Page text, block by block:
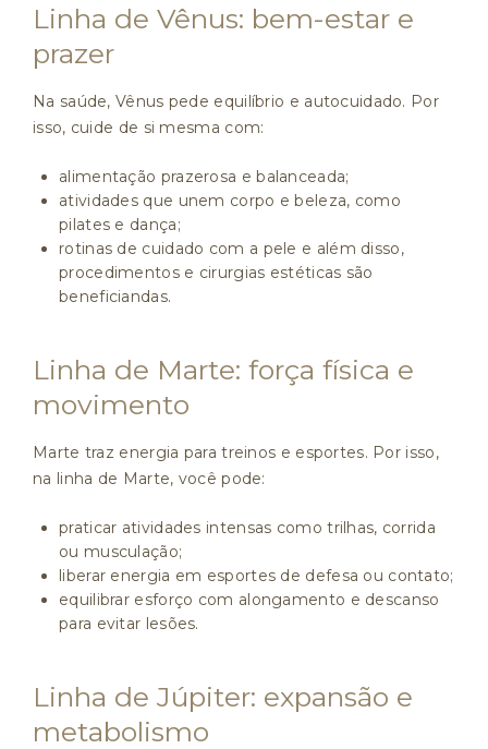
Linha de Vênus: bem-estar e
prazer
Na saúde, Vênus pede equilíbrio e autocuidado. Por
isso, cuide de si mesma com:
alimentação prazerosa e balanceada;
atividades que unem corpo e beleza, como
pilates e dança;
rotinas de cuidado com a pele e além disso,
procedimentos e cirurgias estéticas são
beneficiandas.
Linha de Marte: força física e
movimento
Marte traz energia para treinos e esportes. Por isso,
na linha de Marte, você pode:
praticar atividades intensas como trilhas, corrida
ou musculação;
liberar energia em esportes de defesa ou contato;
equilibrar esforço com alongamento e descanso
para evitar lesões.
Linha de Júpiter: expansão e
metabolismo